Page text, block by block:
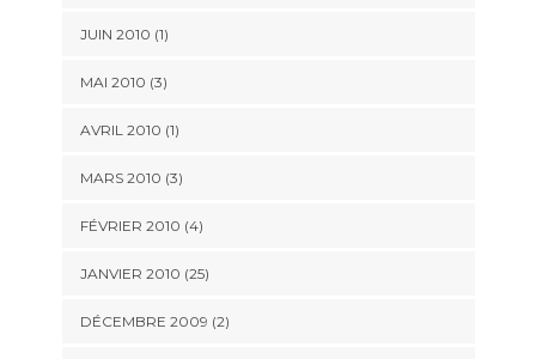
JUIN 2010 (1)
MAI 2010 (3)
AVRIL 2010 (1)
MARS 2010 (3)
FÉVRIER 2010 (4)
JANVIER 2010 (25)
DÉCEMBRE 2009 (2)